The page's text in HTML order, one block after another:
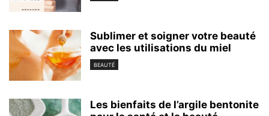
Sublimer et soigner votre beauté
avec les utilisations du miel
BEAUTÉ
Les bienfaits de l’argile bentonite